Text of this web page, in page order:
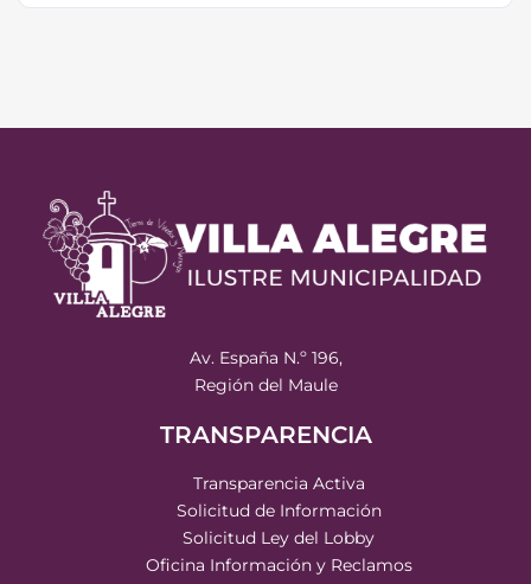
Av. España N.º 196,
Región del Maule
TRANSPARENCIA
Transparencia Activa
Solicitud de Información
Solicitud Ley del Lobby
Oficina Información y Reclamos